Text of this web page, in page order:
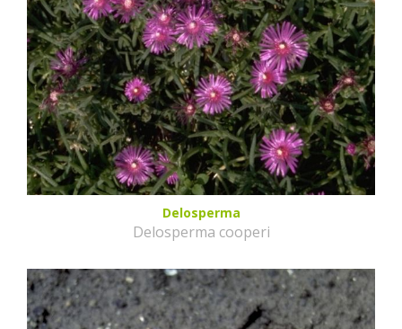
Delosperma
Delosperma cooperi